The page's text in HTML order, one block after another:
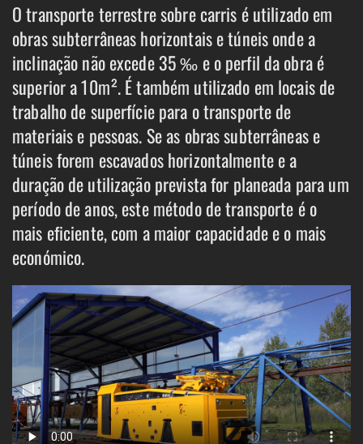
O transporte terrestre sobre carris é utilizado em
obras subterrâneas horizontais e túneis onde a
inclinação não excede 35 ‰ e o perfil da obra é
superior a 10m². É também utilizado em locais de
trabalho de superfície para o transporte de
materiais e pessoas. Se as obras subterrâneas e
túneis forem escavados horizontalmente e a
duração de utilização prevista for planeada para um
período de anos, este método de transporte é o
mais eficiente, com a maior capacidade e o mais
económico.